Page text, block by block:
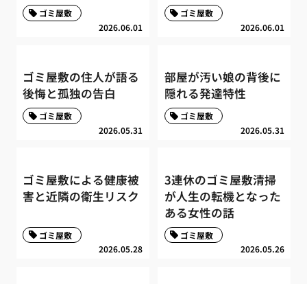
2026.06.01
ゴミ屋敷
2026.06.01
ゴミ屋敷
ゴミ屋敷の住人が語る
後悔と孤独の告白
2026.05.31
ゴミ屋敷
部屋が汚い娘の背後に
隠れる発達特性
2026.05.31
ゴミ屋敷
ゴミ屋敷による健康被
害と近隣の衛生リスク
2026.05.28
ゴミ屋敷
3連休のゴミ屋敷清掃
が人生の転機となった
ある女性の話
2026.05.26
ゴミ屋敷